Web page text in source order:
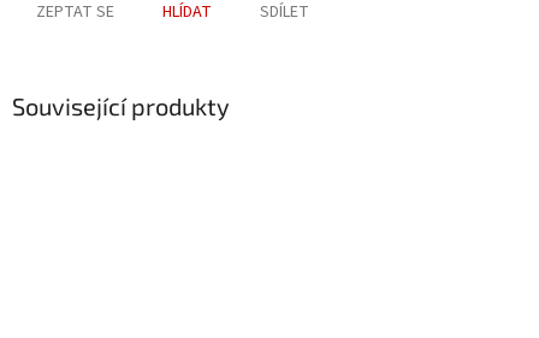
ZEPTAT SE HLÍDAT SDÍLET
Související produkty